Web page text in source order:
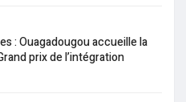
: Ouagadougou accueille la
prix de l’intégration